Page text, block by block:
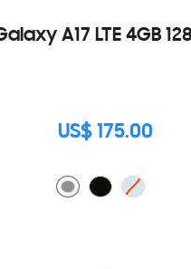
A17 LTE 4GB
US$ 175.00